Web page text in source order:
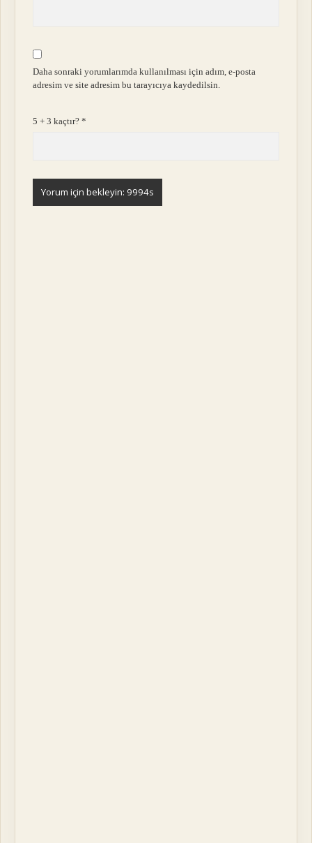
Daha sonraki yorumlarımda kullanılması için adım, e-posta
adresim ve site adresim bu tarayıcıya kaydedilsin.
5 + 3 kaçtır?*